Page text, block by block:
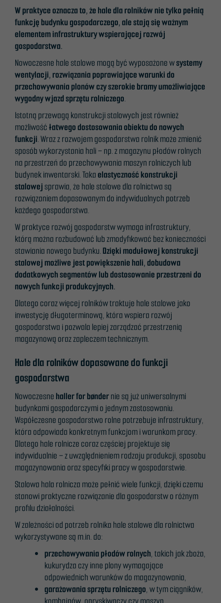
W praktyce oznacza to, że hale dla rolników nie tylko pełnią
funkcję budynku gospodarczego, ale stają się ważnym
elementem infrastruktury wspierającej rozwój
gospodarstwa.
Nowoczesne hale stalowe mogą być wyposażone wsystemy
wentylacji, rozwiązania poprawiające warunki do
przechowywania plonów czy szerokie bramy umożliwiające
wygodny wjazd sprzętu rolniczego.
Istotną przewagą konstrukcji stalowych jest również
możliwośćłatwego dostosowania obiektu do nowych
funkcji. Wraz z rozwojem gospodarstwa rolnik może zmienić
sposób wykorzystania hali – np. z magazynu płodów rolnych
na przestrzeń do przechowywania maszyn rolniczych lub
budynek inwentarski. Takaelastyczność konstrukcji
stalowej sprawia, że hale stalowe dla rolnictwa są
rozwiązaniem dopasowanym do indywidualnych potrzeb
każdego gospodarstwa.
W praktyce rozwój gospodarstw wymaga infrastruktury,
którą można rozbudować lub zmodyfikować bez konieczności
stawiania nowego budynku.Dzięki modułowej konstrukcji
stalowej możliwe jest powiększenie hali, dobudowa
dodatkowych segmentów lub dostosowanie przestrzeni do
nowych funkcji produkcyjnych.
Dlatego coraz więcej rolników traktuje hale stalowe jako
inwestycję długoterminową, która wspiera rozwój
gospodarstwa i pozwala lepiej zarządzać przestrzenią
magazynową oraz zapleczem technicznym.
Hale dla rolników dopasowane do funkcji
gospodarstwa
Nowoczesne haller for bøndernie są już uniwersalnymi
budynkami gospodarczymi o jednym zastosowaniu.
Współczesne gospodarstwo rolne potrzebuje infrastruktury,
która odpowiada konkretnym funkcjom i warunkom pracy.
Dlatego hale rolnicze coraz częściej projektuje się
indywidualnie – z uwzględnieniem rodzaju produkcji, sposobu
magazynowania oraz specyfiki pracy w gospodarstwie.
Stalowa hala rolnicza może pełnić wiele funkcji, dzięki czemu
stanowi praktyczne rozwiązanie dla gospodarstw o różnym
profilu działalności.
W zależności od potrzeb rolnika hale stalowe dla rolnictwa
wykorzystywane są m.in. do:
przechowywania płodów rolnych, takich jak zboża,
kukurydza czy inne plony wymagające
odpowiednich warunków do magazynowania,
garażowania sprzętu rolniczego, w tym ciągników,